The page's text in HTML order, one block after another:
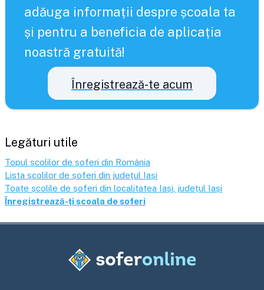
adăuga informații despre școala ta
și pentru a beneficia de aplicația
noastră gratuită!
Înregistrează-te acum
Legături utile
Topul școlilor de șoferi din România
Lista școlilor de șoferi din județul Iași
Toate școlile de șoferi din localitatea Iași , județul Iași
Înregistrează-ți școala de șoferi